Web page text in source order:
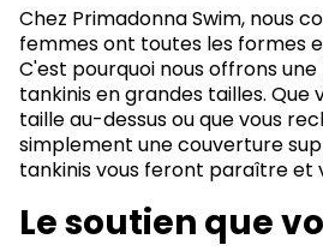
Chez Primadonna Swim, nous
femmes ont toutes les formes
C'est pourquoi nous offrons
tankinis en grandes tailles. Que
taille au-dessus ou que vous
simplement une couverture
tankinis vous feront paraître et
Le soutien que